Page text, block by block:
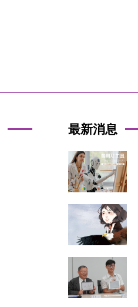
最新消息